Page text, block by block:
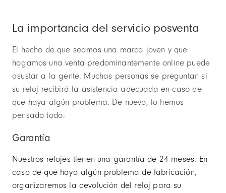
La importancia del servicio posventa
El hecho de que seamos una marca joven y que
hagamos una venta predominantemente online puede
asustar a la gente. Muchas personas se preguntan si
su reloj recibirá la asistencia adecuada en caso de
que haya algún problema. De nuevo, lo hemos
pensado todo:
Garantía
Nuestros relojes tienen una garantía de 24 meses. En
caso de que haya algún problema de fabricación,
organizaremos la devolución del reloj para su